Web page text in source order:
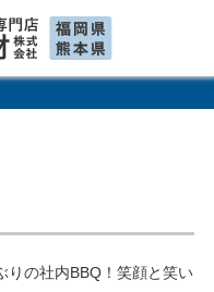
りの社内BBQ！笑顔と笑い